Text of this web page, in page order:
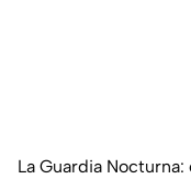
La Guardia